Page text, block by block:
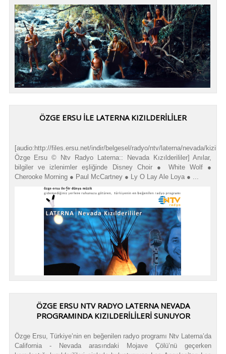
ÖZGE ERSU İLE LATERNA KIZILDERİLİLER
[audio:http://files.ersu.net/indir/belgesel/radyo/ntv/laterna/nevada/
Özge Ersu © Ntv Radyo Laterna:: Nevada Kızılderililer] Anılar,
bilgiler ve izlenimler eşliğinde Disney Choir ● White Wolf ●
Cherooke Morning ● Paul McCartney ● Ly O Lay Ale Loya ● ...
ÖZGE ERSU NTV RADYO LATERNA NEVADA
PROGRAMINDA KIZILDERİLİLERİ SUNUYOR
Özge Ersu, Türkiye’nin en beğenilen radyo programı Ntv Laterna’da
California - Nevada arasındaki Mojave Çölü’nü geçerken